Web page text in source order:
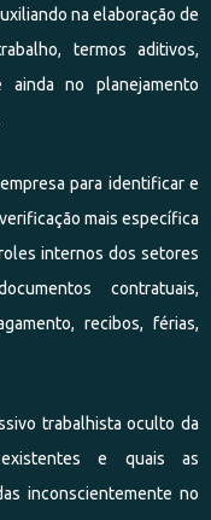
na elaboração de
termos aditivos,
no planejamento
para identificar e
mais específica
internos dos setores
contratuais,
recibos, férias,
trabalhista oculto da
e quais as
inconscientemente no